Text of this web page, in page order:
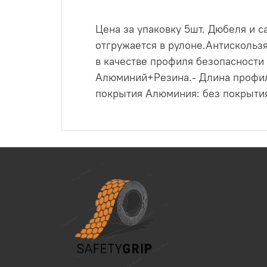
Цена за упаковку 5шт. Дюбеля и
отгружается в
в качестве профиля
Алюминий+Резина.- Длина
покрытия Алюминия: без